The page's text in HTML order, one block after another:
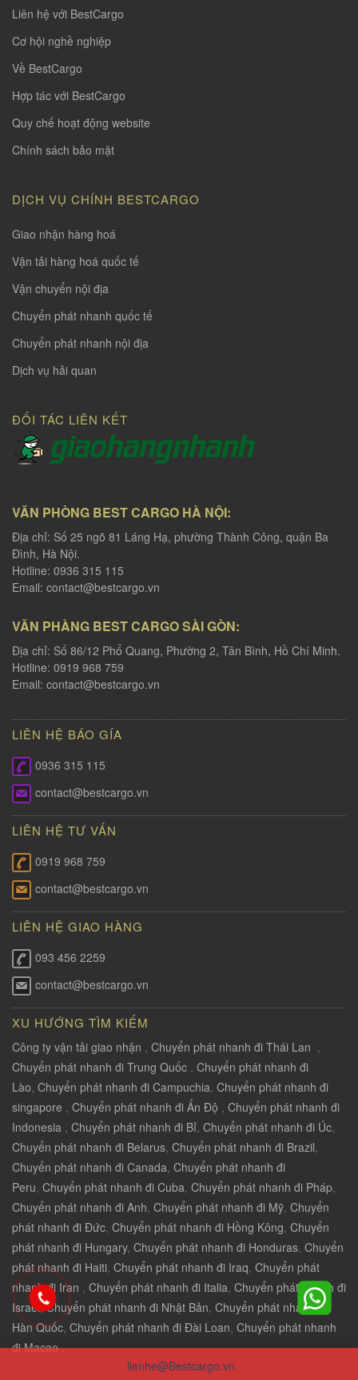
Liên hệ với BestCargo
Cơ hội nghề nghiệp
Về BestCargo
Hợp tác với BestCargo
Quy chế hoạt động website
Chính sách bảo mật
DỊCH VỤ CHÍNH BESTCARGO
Giao nhận hàng hoá
Vận tải hàng hoá quốc tế
Vận chuyển nội địa
Chuyển phát nhanh quốc tế
Chuyển phát nhanh nội địa
Dịch vụ hải quan
ĐỐI TÁC LIÊN KẾT
VĂN PHÒNG BEST CARGO HÀ NỘI:
Địa chỉ: Số 25 ngõ 81 Láng Hạ, phường Thành Công, quận Ba
Đình, Hà Nội.
Hotline: 0936 315 115
Email: contact@bestcargo.vn
VĂN PHÀNG BEST CARGO SÀI GÒN:
Địa chỉ: Số 86/12 Phổ Quang, Phường 2, Tân Bình, Hồ Chí Minh.
Hotline: 0919 968 759
Email: contact@bestcargo.vn
LIÊN HỆ BÁO GÍA
0936 315 115
contact@bestcargo.vn
LIÊN HỆ TƯ VẤN
0919 968 759
contact@bestcargo.vn
LIÊN HỆ GIAO HÀNG
093 456 2259
contact@bestcargo.vn
XU HƯỚNG TÌM KIẾM
Công ty vận tải giao nhận , Chuyển phát nhanh đi Thái Lan ,
Chuyển phát nhanh đi Trung Quốc , Chuyển phát nhanh đi
Lào, Chuyển phát nhanh đi Campuchia, Chuyển phát nhanh đi
singapore , Chuyển phát nhanh đi Ấn Độ , Chuyển phát nhanh đi
Indonesia , Chuyển phát nhanh đi Bỉ, Chuyển phát nhanh đi Úc,
Chuyển phát nhanh đi Belarus, Chuyển phát nhanh đi Brazil,
Chuyển phát nhanh đi Canada, Chuyển phát nhanh đi
Peru, Chuyển phát nhanh đi Cuba, Chuyển phát nhanh đi Pháp,
Chuyển phát nhanh đi Anh, Chuyển phát nhanh đi Mỹ, Chuyển
phát nhanh đi Đức, Chuyển phát nhanh đi Hồng Kông, Chuyển
phát nhanh đi Hungary, Chuyển phát nhanh đi Honduras, Chuyển
phát nhanh đi Haiti, Chuyển phát nhanh đi Iraq, Chuyển phát
nhanh đi Iran , Chuyển phát nhanh đi Italia, Chuyển phát nhanh đi
Israel,Chuyển phát nhanh đi Nhật Bản, Chuyển phát nhanh đi
Hàn Quốc, Chuyển phát nhanh đi Đài Loan, Chuyển phát nhanh
đi Macao .
lienhe@Bestcargo.vn